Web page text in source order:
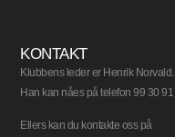
KONTAKT
Klubbens leder er Henrik Norvald.
Han kan nåes på telefon 99 30 91
Ellers kan du kontakte oss på